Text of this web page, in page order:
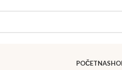
POČETNA